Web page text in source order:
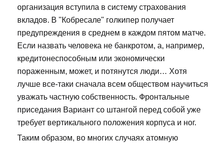
организация вступила в систему страхования
вкладов. В "Кобресале" голкипер получает
предупреждения в среднем в каждом пятом матче.
Если назвать человека не банкротом, а, например,
кредитонеспособным или экономически
пораженным, может, и потянутся люди… Хотя
лучше все-таки сначала всем обществом научиться
уважать частную собственность. Фронтальные
приседания Вариант со штангой перед собой уже
требует вертикального положения корпуса и ног.
Таким образом, во многих случаях атомную